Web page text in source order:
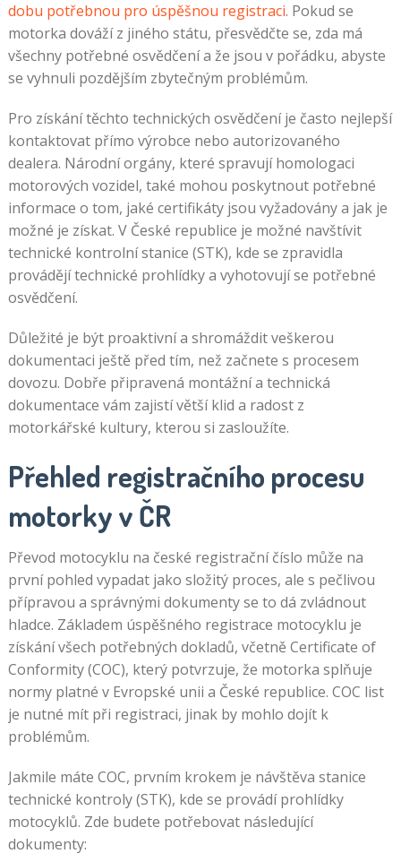
dobu potřebnou pro úspěšnou registraci. Pokud se
motorka dováží z jiného státu, přesvědčte se, zda má
všechny potřebné osvědčení a že jsou v pořádku, abyste
se vyhnuli pozdějším zbytečným problémům.
Pro získání těchto technických osvědčení je často nejlepší
kontaktovat přímo výrobce nebo autorizovaného
dealera. Národní orgány, které spravují homologaci
motorových vozidel, také mohou poskytnout potřebné
informace o tom, jaké certifikáty jsou vyžadovány a jak je
možné je získat. V České republice je možné navštívit
technické kontrolní stanice (STK), kde se zpravidla
provádějí technické prohlídky a vyhotovují se potřebné
osvědčení.
Důležité je být proaktivní a shromáždit veškerou
dokumentaci ještě před tím, než začnete s procesem
dovozu. Dobře připravená montážní a technická
dokumentace vám zajistí větší klid a radost z
motorkářské kultury, kterou si zasloužíte.
Přehled registračního procesu
motorky v ČR
Převod motocyklu na české registrační číslo může na
první pohled vypadat jako složitý proces, ale s pečlivou
přípravou a správnými dokumenty se to dá zvládnout
hladce. Základem úspěšného registrace motocyklu je
získání všech potřebných dokladů, včetně Certificate of
Conformity (COC), který potvrzuje, že motorka splňuje
normy platné v Evropské unii a České republice. COC list
je nutné mít při registraci, jinak by mohlo dojít k
problémům.
Jakmile máte COC, prvním krokem je návštěva stanice
technické kontroly (STK), kde se provádí prohlídky
motocyklů. Zde budete potřebovat následující
dokumenty: